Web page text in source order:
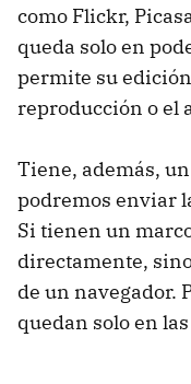
como Flickr,
queda solo en
permite su
reproducción o el
Tiene, además,
podremos enviar
Si tienen un
directamente,
de un navegador.
quedan solo en